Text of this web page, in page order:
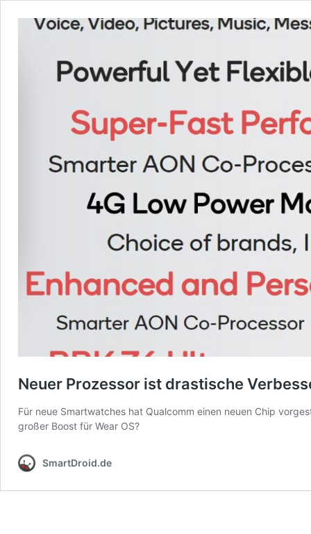
Neuer Prozessor ist drastische
Für neue Smartwatches hat Qualcomm einen neuen Chip
großer Boost für Wear OS?
SmartDroid.de